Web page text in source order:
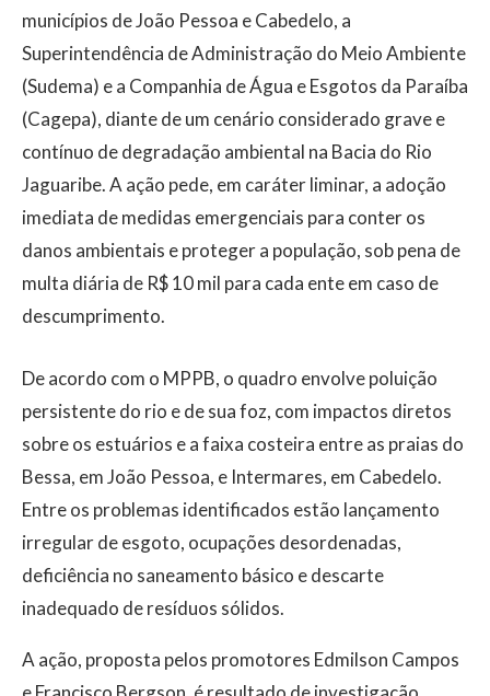
municípios de João Pessoa e Cabedelo, a
Superintendência de Administração do Meio Ambiente
(Sudema) e a Companhia de Água e Esgotos da Paraíba
(Cagepa), diante de um cenário considerado grave e
contínuo de degradação ambiental na Bacia do Rio
Jaguaribe. A ação pede, em caráter liminar, a adoção
imediata de medidas emergenciais para conter os
danos ambientais e proteger a população, sob pena de
multa diária de R$ 10 mil para cada ente em caso de
descumprimento.
De acordo com o MPPB, o quadro envolve poluição
persistente do rio e de sua foz, com impactos diretos
sobre os estuários e a faixa costeira entre as praias do
Bessa, em João Pessoa, e Intermares, em Cabedelo.
Entre os problemas identificados estão lançamento
irregular de esgoto, ocupações desordenadas,
deficiência no saneamento básico e descarte
inadequado de resíduos sólidos.
A ação, proposta pelos promotores Edmilson Campos